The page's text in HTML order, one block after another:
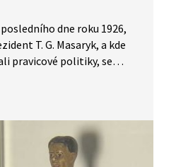
dne roku 1926,
T. G. Masaryk, a kde
pravicové politiky, se
před prezidentskými